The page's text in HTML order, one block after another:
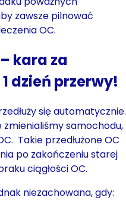
zawsze pilnować
OC.
kara za
dzień przerwy!
się automatycznie.
zmienialiśmy samochodu,
Takie przedłużone OC
po zakończeniu starej
ciągłości OC.
niezachowana, gdy: